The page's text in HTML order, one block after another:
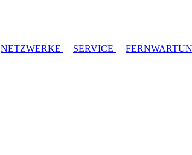
NETZWERKE SERVICE